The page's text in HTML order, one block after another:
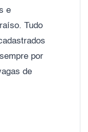
e
Tudo
por
de